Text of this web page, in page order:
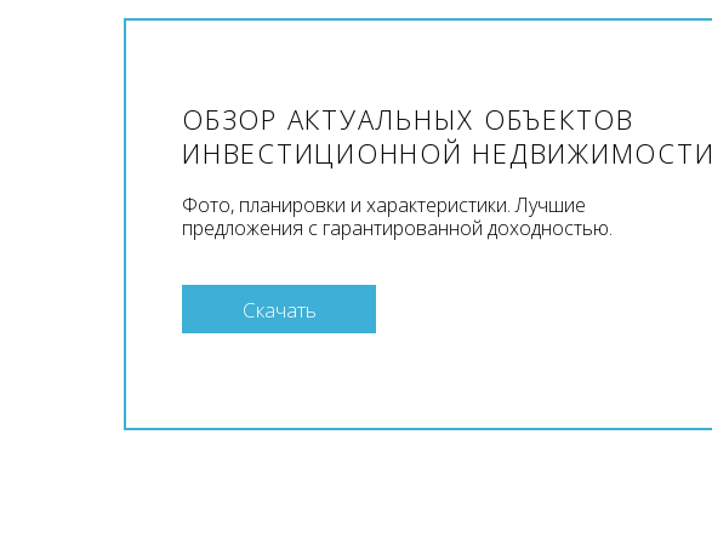
ОБЗОР АКТУАЛЬНЫХ ОБЪЕКТОВ
ИНВЕСТИЦИОННОЙ НЕДВИЖИМОСТИ
Фото, планировки и характеристики. Лучшие
предложения с гарантированной доходностью.
Скачать